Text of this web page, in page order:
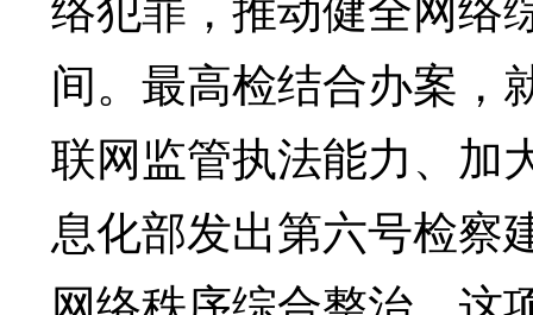
间。最高检结合办案，
联网监管执法能力、加
息化部发出第六号检察